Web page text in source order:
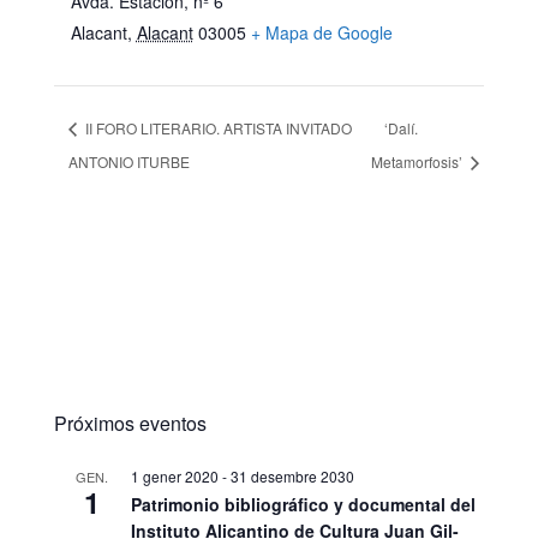
Alacant, Alacant 03005 + Mapa de Google
II FORO LITERARIO. ARTISTA INVITADO
ANTONIO ITURBE
‘Dalí.
Metamorfosis’
Próximos eventos
GEN.
1
1 gener 2020 -31 desembre 2030
Patrimonio bibliográfico y documental del
Instituto Alicantino de Cultura Juan Gil-